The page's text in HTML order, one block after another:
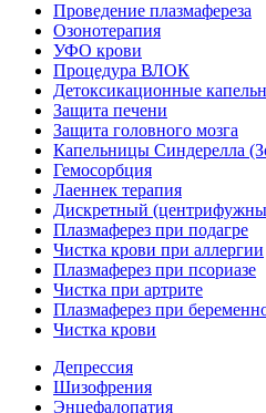
Проведение плазмафереза
Озонотерапия
УФО крови
Процедура ВЛОК
Детоксикационные
Защита печени
Защита головного мозга
Капельницы Синдерелла
Гемосорбция
Лаеннек терапия
Дискретный
Плазмаферез при подагре
Чистка крови при аллергии
Плазмаферез при псориазе
Чистка при артрите
Плазмаферез при
Чистка крови
Депрессия
Шизофрения
Энцефалопатия